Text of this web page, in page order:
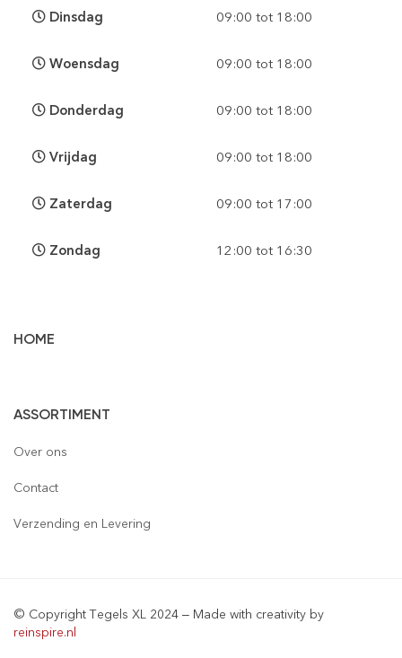
HOME
Keramiek
Natuursteen
ASSORTIMENT
Over ons
Contact
Verzending en Levering
Dinsdag 09:00 tot 18:00
Woensdag 09:00 tot 18:00
Donderdag 09:00 tot 18:00
Vrijdag 09:00 tot 18:00
Zaterdag 09:00 tot 17:00
Zondag 12:00 tot 16:30
© Copyright Tegels XL 2024 – Made with creativity by
reinspire.nl